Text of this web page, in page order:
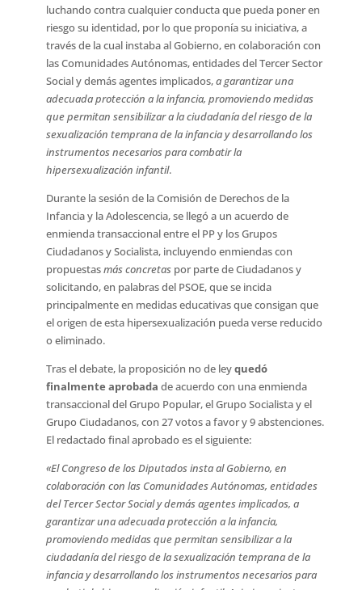
luchando contra cualquier conducta que pueda poner en
riesgo su identidad, por lo que proponía su iniciativa, a
través de la cual instaba al Gobierno, en colaboración con
las Comunidades Autónomas, entidades del Tercer Sector
Social y demás agentes implicados,a garantizar una
adecuada protección a la infancia, promoviendo medidas
que permitan sensibilizar a la ciudadanía del riesgo de la
sexualización temprana de la infancia y desarrollando los
instrumentos necesarios para combatir la
hipersexualización infantil.
Durante la sesión de la Comisión de Derechos de la
Infancia y la Adolescencia, se llegó a un acuerdo de
enmienda transaccional entre el PP y los Grupos
Ciudadanos y Socialista, incluyendo enmiendas con
propuestasmás concretaspor parte de Ciudadanos y
solicitando, en palabras del PSOE, que se incida
principalmente en medidas educativas que consigan que
el origen de esta hipersexualización pueda verse reducido
o eliminado.
Tras el debate, la proposición no de leyquedó
finalmente aprobada de acuerdo con una enmienda
transaccional del Grupo Popular, el Grupo Socialista y el
Grupo Ciudadanos, con 27 votos a favor y 9 abstenciones.
El redactado final aprobado es el siguiente:
«El Congreso de los Diputados insta al Gobierno, en
colaboración con las Comunidades Autónomas, entidades
del Tercer Sector Social y demás agentes implicados, a
garantizar una adecuada protección a la infancia,
promoviendo medidas que permitan sensibilizar a la
ciudadanía del riesgo de la sexualización temprana de la
infancia y desarrollando los instrumentos necesarios para